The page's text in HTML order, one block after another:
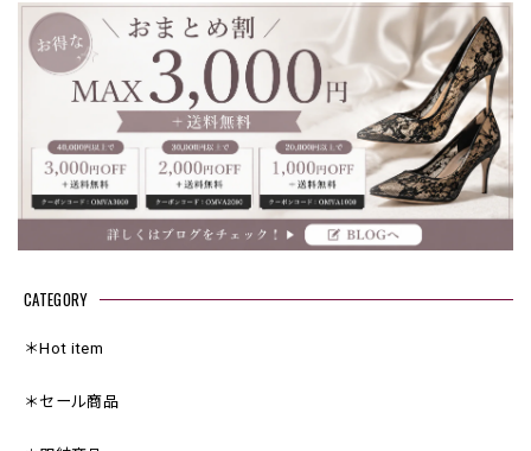
CATEGORY
＊Hot item
＊セール商品